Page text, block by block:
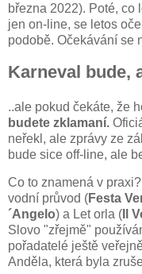
března 2022). Poté, co
jen on-line, se letos
podobě. Očekávání se
Karneval bude,
..ale pokud čekáte, že
budete zklamaní.
neřekl, ale zprávy ze
bude sice off-line, ale
Co to znamená v
vodní průvod (Festa
´Angelo) a Let orla ( Il
Slovo "zřejmě"
pořadatelé ještě
Anděla, která byla